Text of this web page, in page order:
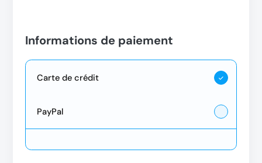
Informations de paiement
Carte de crédit
PayPal